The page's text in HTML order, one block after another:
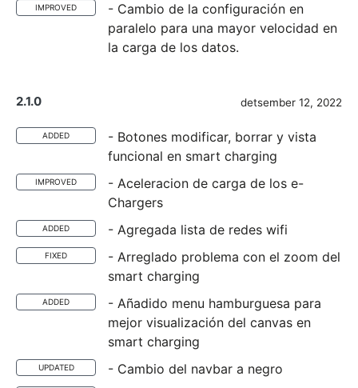
IMPROVED
- Cambio de la configuración en
paralelo para una mayor velocidad en
la carga de los datos.
2.1.0 detsember 12, 2022
ADDED
- Botones modificar, borrar y vista
funcional en smart charging
IMPROVED
- Aceleracion de carga de los e-
Chargers
ADDED - Agregada lista de redes wifi
FIXED
- Arreglado problema con el zoom del
smart charging
ADDED
- Añadido menu hamburguesa para
mejor visualización del canvas en
smart charging
UPDATED - Cambio del navbar a negro